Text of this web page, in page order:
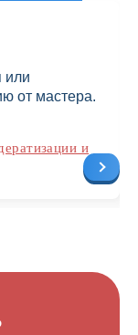
или
от мастера.
и